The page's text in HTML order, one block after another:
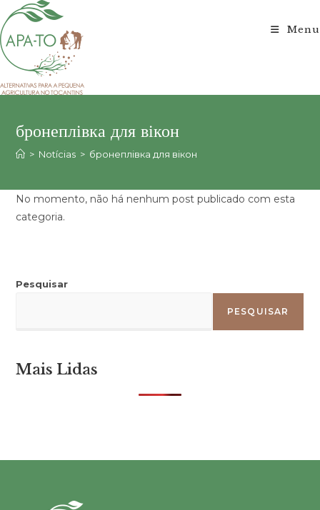
para
o
conteúdo
Menu
бронеплівка для вікон
> Notícias > бронеплівка для вікон
No momento, não há nenhum post publicado com esta
categoria.
Pesquisar
PESQUISAR
Mais Lidas